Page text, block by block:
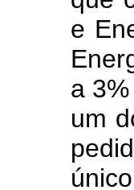
e
a
um